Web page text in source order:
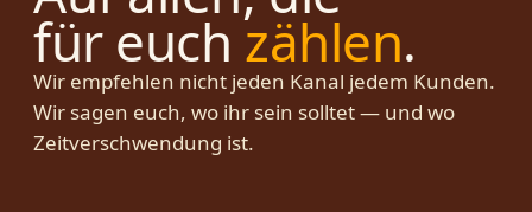
für euchzählen.
Wir empfehlen nicht jeden Kanal jedem Kunden.
Wir sagen euch, wo ihr sein solltet — und wo
Zeitverschwendung ist.